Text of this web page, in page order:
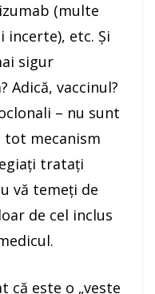
(multe
incerte), etc. Şi
sigur
Adică, vaccinul?
– nu sunt
tot mecanism
trataţi
vă temeţi de
de cel inclus
că este o „veste